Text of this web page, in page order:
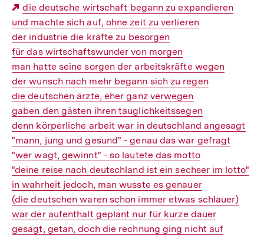
die deutsche wirtschaft begann zu expandieren
und machte sich auf, ohne zeit zu verlieren
der industrie die kräfte zu besorgen
für das wirtschaftswunder von morgen
man hatte seine sorgen der arbeitskräfte wegen
der wunsch nach mehr begann sich zu regen
die deutschen ärzte, eher ganz verwegen
gaben den gästen ihren tauglichkeitssegen
denn körperliche arbeit war in deutschland angesagt
"mann, jung und gesund" - genau das war gefragt
"wer wagt, gewinnt" - so lautete das motto
"deine reise nach deutschland ist ein sechser im lotto"
in wahrheit jedoch, man wusste es genauer
(die deutschen waren schon immer etwas schlauer)
war der aufenthalt geplant nur für kurze dauer
gesagt, getan, doch die rechnung ging nicht auf